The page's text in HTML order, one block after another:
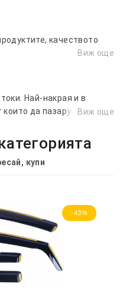
качеството
Виж още
Най-накрая и в
да пазаруваш без
Виж още
купи
-43%